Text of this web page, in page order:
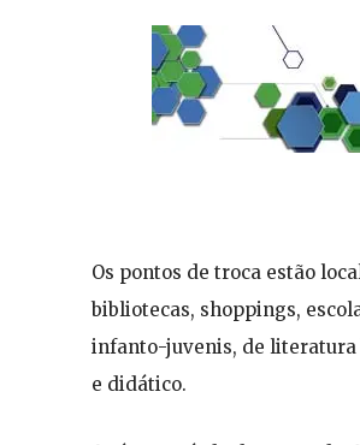
Os pontos de troca estão
bibliotecas, shoppings,
infanto-juvenis, de literatura
e didático.